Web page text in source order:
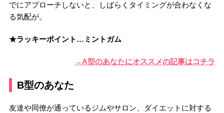
でにアプローチしないと、しばらくタイミングが合わなくな
る気配が。
★ラッキーポイント…ミントガム
→A型のあなたにオススメの記事はコチラ
B型のあなた
友達や同僚が通っているジムやサロン、ダイエットに対する